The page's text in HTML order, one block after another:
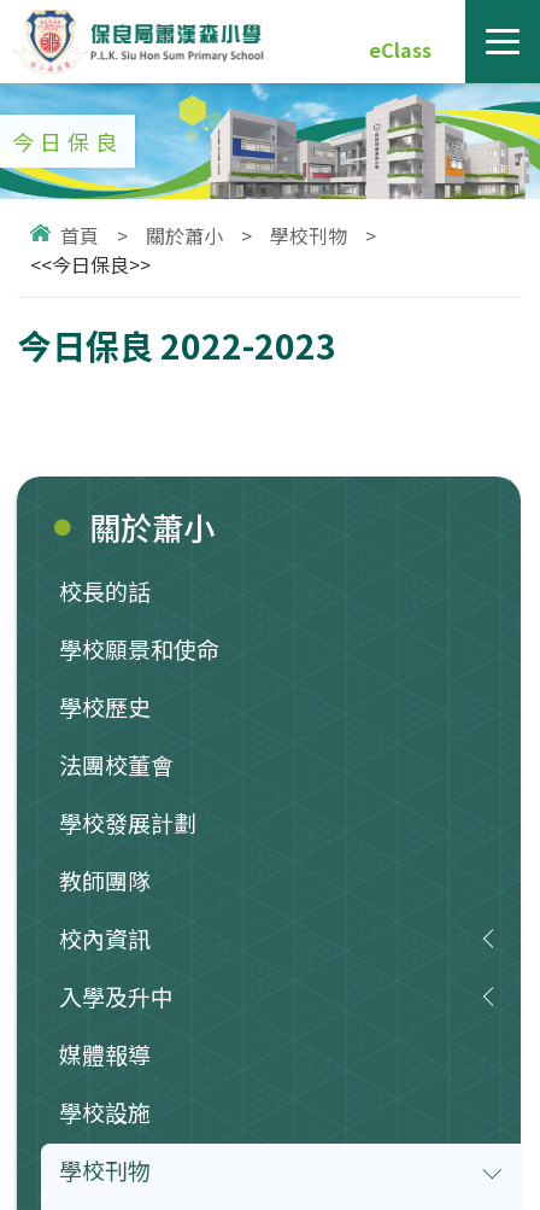
eClass
今日保良
首頁 > 關於蕭小 > 學校刊物
>
<<今日保良>>
今日保良 2022-2023
關於蕭小
校長的話
學校願景和使命
學校歷史
法團校董會
學校發展計劃
教師團隊
校內資訊
入學及升中
媒體報導
學校設施
學校刊物